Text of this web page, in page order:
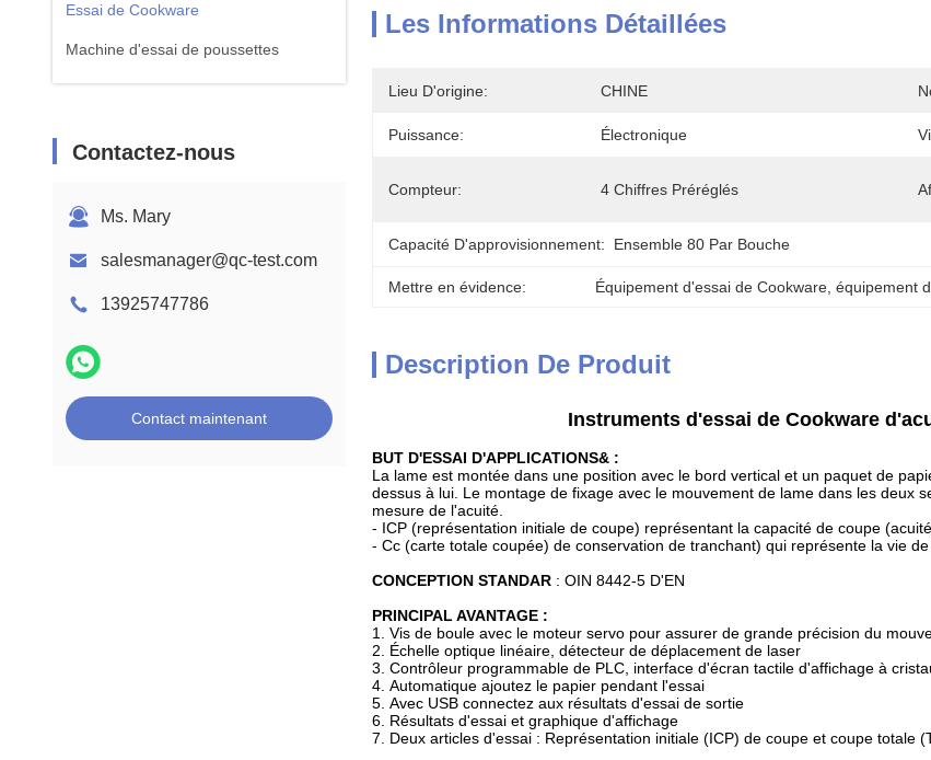
Essai de Cookware
Machine d'essai de poussettes
équipement d'essai de textile
Machine d'analyse chimique
Contactez-nous
Ms. Mary
salesmanager@qc-test.com
13925747786
Contact maintenant
Les Informations Détaillées
Lieu D'origine: CHINE
Puissance: Électronique
Compteur: 4 Chiffres Préréglés
Capacité D'approvisionnement: Ensemble 80 Par Bouche
Mettre en évidence: Équipement d'essai de Cookware, équipement
Description De Produit
Instruments d'essai de Cookware
BUT D'ESSAI D'APPLICATIONS& :
La lame est montée dans une position avec le bord vertical et un paquet de
dessus à lui. Le montage de fixage avec le mouvement de lame dans les deux
mesure de l'acuité.
- ICP (représentation initiale de coupe) représentant la capacité de coupe
- Cc (carte totale coupée) de conservation de tranchant) qui représente la vie
CONCEPTION STANDAR : OIN 8442-5 D'EN
PRINCIPAL AVANTAGE :
1. Vis de boule avec le moteur servo pour assurer de grande précision du
2. Échelle optique linéaire, détecteur de déplacement de laser
3. Contrôleur programmable de PLC, interface d'écran tactile d'affichage à
4. Automatique ajoutez le papier pendant l'essai
5. Avec USB connectez aux résultats d'essai de sortie
6. Résultats d'essai et graphique d'affichage
7. Deux articles d'essai : Représentation initiale (ICP) de coupe et coupe totale